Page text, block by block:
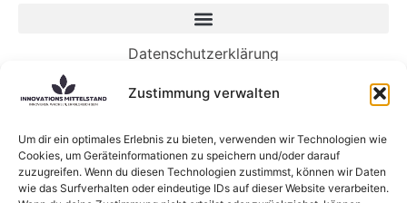
Zustimmung verwalten
Um dir ein optimales Erlebnis zu bieten, verwenden wir Technologien wie
Cookies, um Geräteinformationen zu speichern und/oder darauf
zuzugreifen. Wenn du diesen Technologien zustimmst, können wir Daten
wie das Surfverhalten oder eindeutige IDs auf dieser Website verarbeiten.
Datenschutzerklärung
5 Wege, wie Genossenschaften die Zukunft von
KI gestalten können